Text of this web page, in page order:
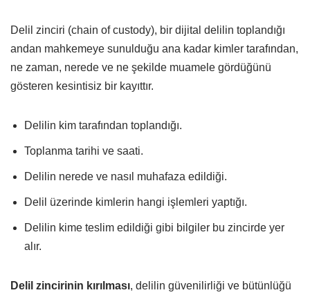
Delil zinciri (chain of custody), bir dijital delilin toplandığı
andan mahkemeye sunulduğu ana kadar kimler tarafından,
ne zaman, nerede ve ne şekilde muamele gördüğünü
gösteren kesintisiz bir kayıttır.
Delilin kim tarafından toplandığı.
Toplanma tarihi ve saati.
Delilin nerede ve nasıl muhafaza edildiği.
Delil üzerinde kimlerin hangi işlemleri yaptığı.
Delilin kime teslim edildiği gibi bilgiler bu zincirde yer
alır.
Delil zincirinin kırılması, delilin güvenilirliği ve bütünlüğü